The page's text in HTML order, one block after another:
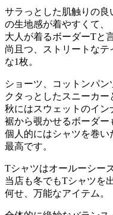
サラっとした肌触りの
の生地感が着やすくて、
大人が着るボーダーTと
尚且つ、ストリートなテ
な1枚。
ショーツ、コットンパ
クタっとしたスニーカー
秋にはスウェットのイン
裾から覗かせるボーダー
個人的にはシャツを巻い
最高です。
Tシャツはオールーシー
当店も冬でもTシャツを
何せ、万能なアイテム。